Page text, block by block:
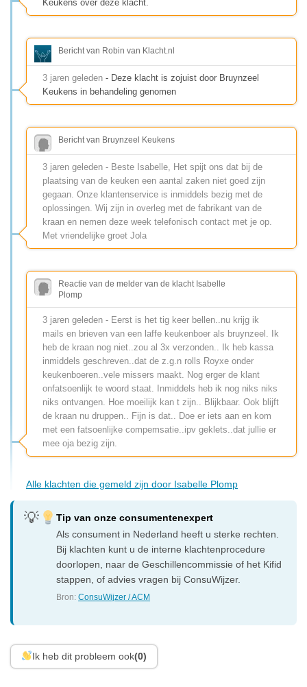
Keukens over deze klacht.
Bericht van Robin van Klacht.nl
3 jaren geleden - Deze klacht is zojuist door Bruynzeel
Keukens in behandeling genomen
Bericht van Bruynzeel Keukens
3 jaren geleden - Beste Isabelle, Het spijt ons dat bij de
plaatsing van de keuken een aantal zaken niet goed zijn
gegaan. Onze klantenservice is inmiddels bezig met de
oplossingen. Wij zijn in overleg met de fabrikant van de
kraan en nemen deze week telefonisch contact met je op.
Met vriendelijke groet Jola
Reactie van de melder van de klacht Isabelle
Plomp
3 jaren geleden - Eerst is het tig keer bellen..nu krijg ik
mails en brieven van een laffe keukenboer als bruynzeel. Ik
heb de kraan nog niet..zou al 3x verzonden.. Ik heb kassa
inmiddels geschreven..dat de z.g.n rolls Royxe onder
keukenboeren..vele missers maakt. Nog erger de klant
onfatsoenlijk te woord staat. Inmiddels heb ik nog niks niks
niks ontvangen. Hoe moeilijk kan t zijn.. Blijkbaar. Ook blijft
de kraan nu druppen.. Fijn is dat.. Doe er iets aan en kom
met een fatsoenlijke compemsatie..ipv geklets..dat jullie er
mee oja bezig zijn.
Alle klachten die gemeld zijn door Isabelle Plomp
Tip van onze consumentenexpert
Als consument in Nederland heeft u sterke rechten.
Bij klachten kunt u de interne klachtenprocedure
doorlopen, naar de Geschillencommissie of het Kifid
stappen, of advies vragen bij ConsuWijzer.
Bron:ConsuWijzer / ACM
Ik heb dit probleem ook(0)